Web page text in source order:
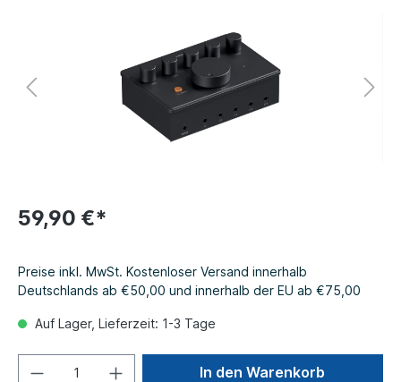
59,90 €*
Preise inkl. MwSt. Kostenloser Versand innerhalb
Deutschlands ab €50,00 und innerhalb der EU ab €75,00
Auf Lager, Lieferzeit: 1-3 Tage
In den Warenkorb